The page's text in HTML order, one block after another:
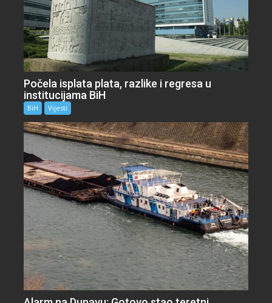
Počela isplata plata, razlike i regresa u
institucijama BiH
BiH Vijesti